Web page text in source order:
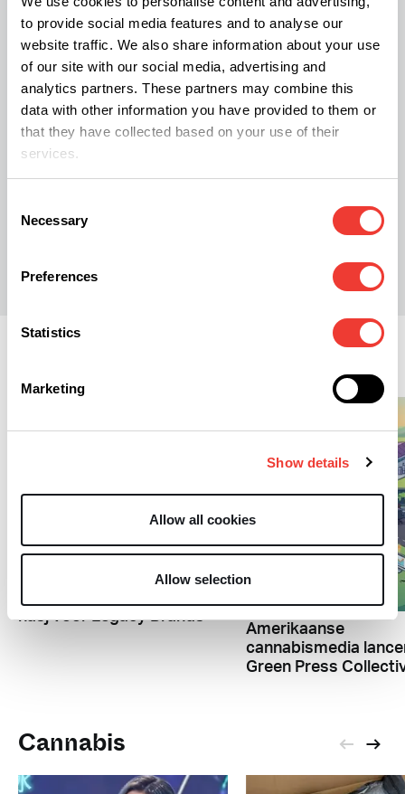
to provide social media features and to analyse our
website traffic. We also share information about your use
of our site with our social media, advertising and
analytics partners. These partners may combine this
data with other information you have provided to them or
that they have collected based on your use of their
services.
Selection
Necessary
Preferences
Statistics
Marketing
Show details
Allow all cookies
Allow selection
hasj voor Legacy Brands
R
Amerikaanse
cannabismedia
Green Press
Cannabis